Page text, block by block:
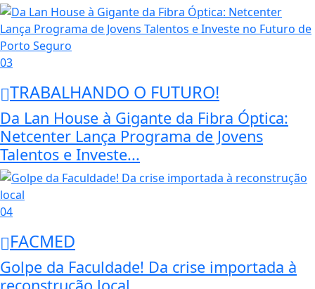
03
TRABALHANDO O FUTURO!
Da Lan House à Gigante da Fibra Óptica:
Netcenter Lança Programa de Jovens
Talentos e Investe...
04
FACMED
Golpe da Faculdade! Da crise importada à